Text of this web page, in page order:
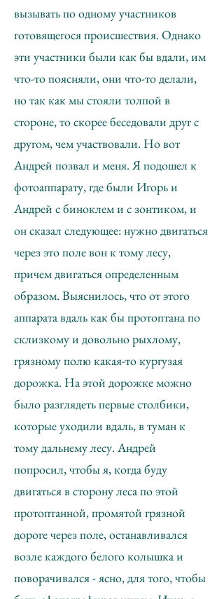
вызывать по одному участников
готовящегося происшествия. Однако
эти участники были как бы вдали, им
что-то поясняли, они что-то делали,
но так как мы стояли толпой в
стороне, то скорее беседовали друг с
другом, чем участвовали. Но вот
Андрей позвал и меня. Я подошел к
фотоаппарату, где были Игорь и
Андрей с биноклем и с зонтиком, и
он сказал следующее: нужно двигаться
через это поле вон к тому лесу,
причем двигаться определенным
образом. Выяснилось, что от этого
аппарата вдаль как бы протоптана по
склизкому и довольно рыхлому,
грязному полю какая-то кургузая
дорожка. На этой дорожке можно
было разглядеть первые столбики,
которые уходили вдаль, в туман к
тому дальнему лесу. Андрей
попросил, чтобы я, когда буду
двигаться в сторону леса по этой
протоптанной, промятой грязной
дороге через поле, останавливался
возле каждого белого колышка и
поворачивался - ясно, для того, чтобы